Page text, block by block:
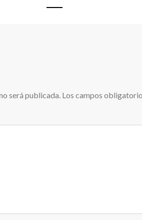
será publicada. Los campos